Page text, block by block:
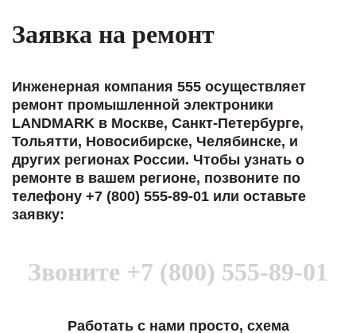
Заявка на ремонт
Инженерная компания 555 осуществляет
ремонт промышленной электроники
LANDMARK в Москве, Санкт-Петербурге,
Тольятти, Новосибирске, Челябинске, и
других регионах России. Чтобы узнать о
ремонте в вашем регионе, позвоните по
телефону +7 (800) 555-89-01 или оставьте
заявку:
Звоните +7 (800) 555-89-01
Работать с нами просто, схема